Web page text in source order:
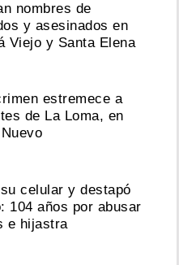
nombres de
y asesinados en
Viejo y Santa Elena
estremece a
de La Loma, en
celular y destapó
104 años por abusar
e hijastra